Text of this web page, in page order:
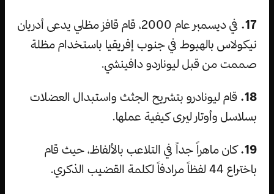
17.
في ديسمبر عام 2000، قام قافز مظلي يدعى أدريان
نيكولاس بالهبوط في جنوب إفريقيا باستخدام مظلة
صممت من قبل ليوناردو دافينشي.
18. قام ليونادرو بتشريح الجثث واستبدال العضلات
بسلاسل وأوتار ليرى كيفية عملها.
19. كان ماهراً جداً في التلاعب بالألفاظ، حيث قام
باختراع 44 لفظاً مرادفاً لكلمة القضيب الذكري.